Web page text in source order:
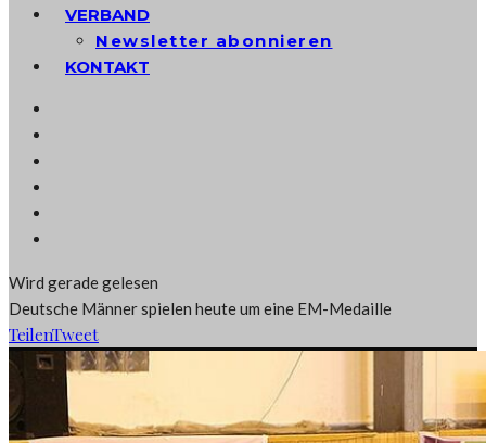
VERBAND
Newsletter abonnieren
KONTAKT
Wird gerade gelesen
Deutsche Männer spielen heute um eine EM-Medaille
TeilenTweet